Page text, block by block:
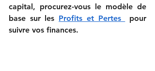
capital, procurez-vous le modèle de
base sur les Profits et Pertes
pour
suivre vos finances.